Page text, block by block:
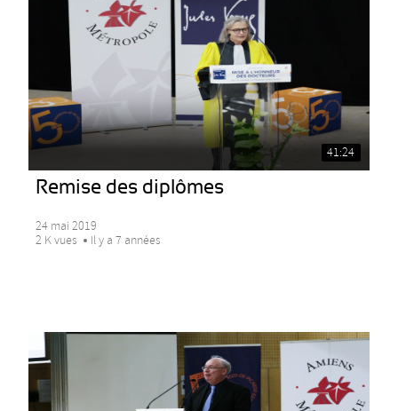
41:24
Remise des diplômes
24 mai 2019
2 K vues
Il y a 7 années